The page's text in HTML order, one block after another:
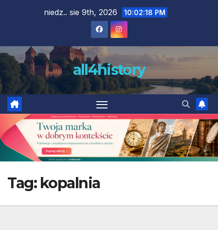
niedz.. sie 9th, 2026 10:02:19 PM
all4history
Tag: kopalnia